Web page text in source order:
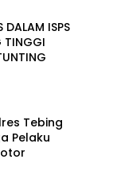
DALAM ISPS
TINGGI
Tebing
Pelaku